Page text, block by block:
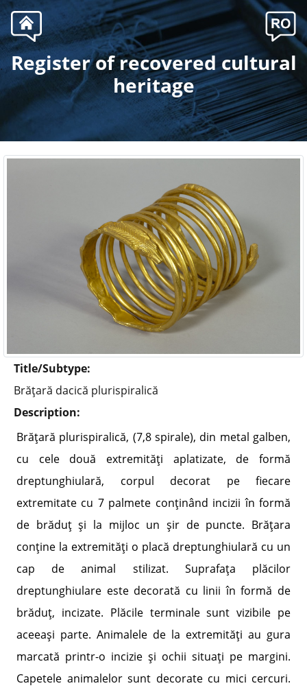
. Register of recovered cultural
heritage
Title/Subtype:
Brăţară dacică plurispiralică
Description:
Brăţară plurispiralică, (7,8 spirale), din metal galben,
cu cele două extremităţi aplatizate, de formă
dreptunghiulară, corpul decorat pe fiecare
extremitate cu 7 palmete conţinând incizii în formă
de brăduţ şi la mijloc un şir de puncte. Brăţara
conţine la extremităţi o placă dreptunghiulară cu un
cap de animal stilizat. Suprafaţa plăcilor
dreptunghiulare este decorată cu linii în formă de
brăduţ, incizate. Plăcile terminale sunt vizibile pe
aceeaşi parte. Animalele de la extremităţi au gura
marcată printr-o incizie şi ochii situaţi pe margini.
Capetele animalelor sunt decorate cu mici cercuri.